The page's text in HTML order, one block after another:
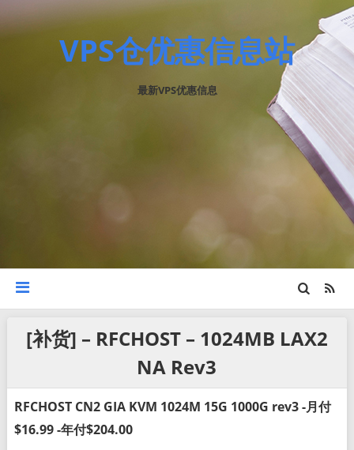
VPS仓优惠信息站
最新VPS优惠信息
[补货] – RFCHOST – 1024MB LAX2
NA Rev3
RFCHOST CN2 GIA KVM 1024M 15G 1000G rev3 -月付
$16.99 -年付$204.00